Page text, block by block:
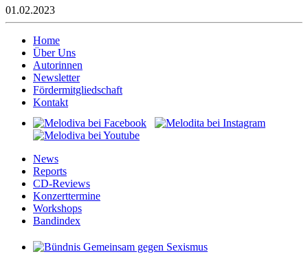
01.02.2023
Home
Über Uns
Autorinnen
Newsletter
Fördermitgliedschaft
Kontakt
News
Reports
CD-Reviews
Konzerttermine
Workshops
Bandindex